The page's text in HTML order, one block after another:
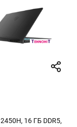
16 ГБ DDR5,